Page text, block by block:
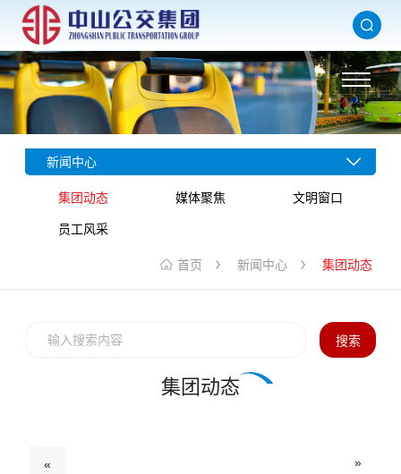
新闻中心
集团动态 媒体聚焦 文明窗口
员工风采
首页 新闻中心 集团动态
搜索
集团动态
« »